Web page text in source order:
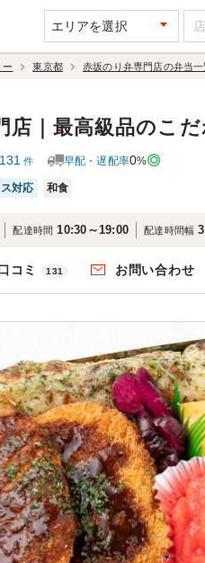
エリアを選択
ー 東京都 赤坂のり弁専門店の弁当一
店｜最高級品のこ
131 件 早配・遅配率0%
対応 和食
配達時間 10:30～19:00 配達時間幅
コミ 131 お問い合わせ